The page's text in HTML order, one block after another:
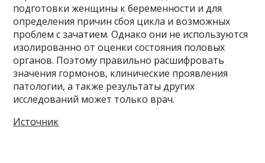
подготовки женщины к беременности и для
определения причин сбоя цикла и возможных
проблем с зачатием. Однако они не используются
изолированно от оценки состояния половых
органов. Поэтому правильно расшифровать
значения гормонов, клинические проявления
патологии, а также результаты других
исследований может только врач.
Источник